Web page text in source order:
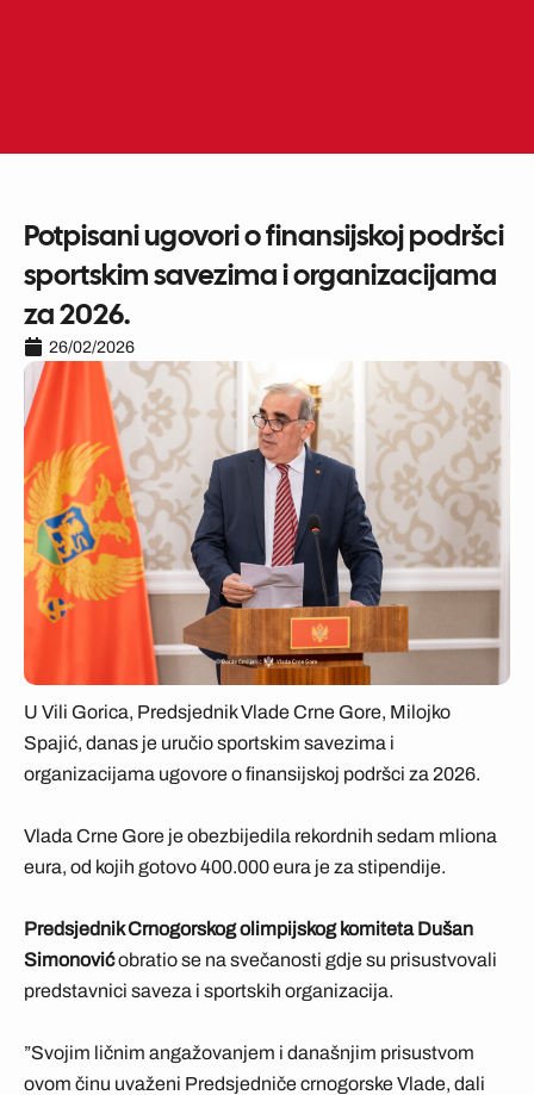
Potpisani ugovori o finansijskoj podršci
sportskim savezima i organizacijama
za 2026.
26/02/2026
U Vili Gorica, Predsjednik Vlade Crne Gore, Milojko
Spajić, danas je uručio sportskim savezima i
organizacijama ugovore o finansijskoj podršci za 2026.
Vlada Crne Gore je obezbijedila rekordnih sedam mliona
eura, od kojih gotovo 400.000 eura je za stipendije.
Predsjednik Crnogorskog olimpijskog komiteta Dušan
Simonovićobratio se na svečanosti gdje su prisustvovali
predstavnici saveza i sportskih organizacija.
”Svojim ličnim angažovanjem i današnjim prisustvom
ovom činu uvaženi Predsjedniče crnogorske Vlade, dali